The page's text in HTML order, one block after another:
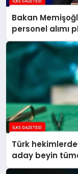
Bakan
personel alımı
Türk
aday beyin